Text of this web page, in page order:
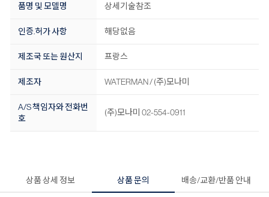
품명 및 모델명 상세기술참조
인증.허가 사항 해당없음
제조국 또는 원산지 프랑스
제조자 WATERMAN / (주)모나미
A/S 책임자와 전화번
호
(주)모나미 02-554-0911
상품 상세 정보 상품 문의 배송/교환/반품 안내